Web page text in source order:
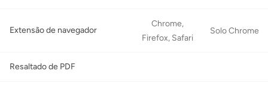
Extensão de navegador
Chrome,
Firefox, Safari
Solo Chrome
Resaltado de PDF